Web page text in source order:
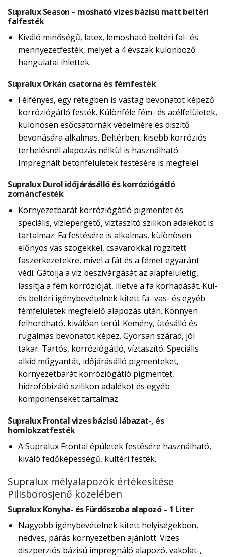
Supralux Season – mosható vizes bázisú matt beltéri
falfesték
Kiváló minőségű, latex, lemosható beltéri fal- és
mennyezetfesték, melyet a 4 évszak különböző
hangulatai ihlettek.
Supralux Orkán csatorna és fémfesték
Félfényes, egy rétegben is vastag bevonatot képező
korróziógátló festék. Különféle fém- és acélfelületek,
különösen esőcsatornák védelmére és díszítő
bevonására alkalmas. Beltérben, kisebb korróziós
terhelésnél alapozás nélkül is használható.
Impregnált betonfelületek festésére is megfelel.
Supralux Durol időjárásálló és korróziógátló
zománcfesték
Környezetbarát korróziógátló pigmentet és
speciális, vízlepergető, víztaszító szilikon adalékot is
tartalmaz. Fa festésére is alkalmas, különösen
előnyös vas szögekkel, csavarokkal rögzített
faszerkezetekre, mivel a fát és a fémet egyaránt
védi. Gátolja a víz beszivárgását az alapfelületig,
lassítja a fém korrózióját, illetve a fa korhadását. Kül-
és beltéri igénybevételnek kitett fa- vas- és egyéb
fémfelületek megfelelő alapozás után. Könnyen
felhordható, kiválóan terül. Kemény, ütésálló és
rugalmas bevonatot képez. Gyorsan szárad, jól
takar. Tartós, korróziógátló, víztaszító. Speciális
alkid műgyantát, időjárásálló pigmenteket,
környezetbarát korróziógátló pigmentet,
hidrofóbizáló szilikon adalékot és egyéb
komponenseket tartalmaz.
Supralux Frontal vizes bázisú lábazat-, és
homlokzatfesték
A Supralux Frontal épületek festésére használható,
kiváló fedőképességű, kültéri festék.
Supralux mélyalapozók értékesítése
Pilisborosjenő közelében
Supralux Konyha- és Fürdőszoba alapozó – 1 Liter
Nagyobb igénybevételnek kitett helyiségekben,
nedves, párás környezetben ajánlott. Vizes
diszperziós bázisú impregnáló alapozó, vakolat-,